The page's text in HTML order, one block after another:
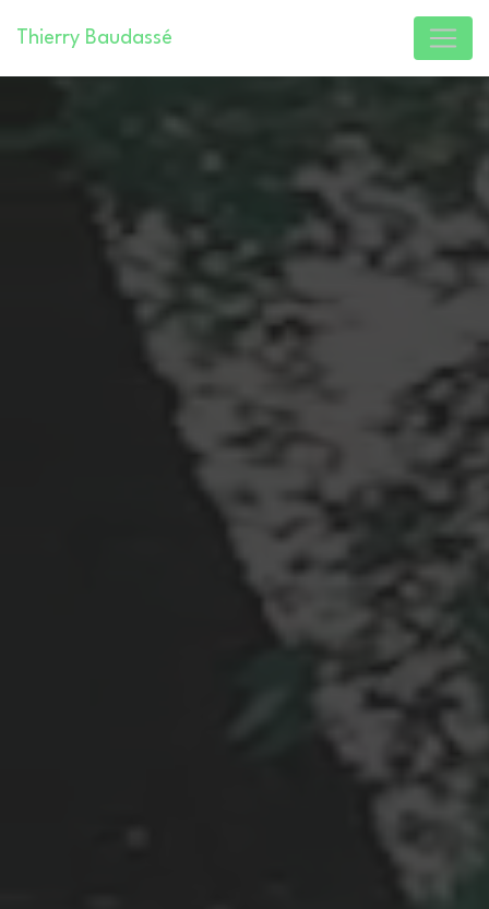
Thierry Baudassé